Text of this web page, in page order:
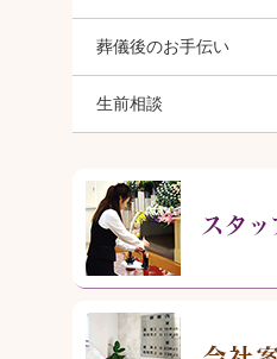
葬儀後のお手伝い
生前相談